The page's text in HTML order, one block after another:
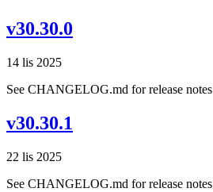
v30.30.0
14 lis 2025
See CHANGELOG.md for release notes
v30.30.1
22 lis 2025
See CHANGELOG.md for release notes